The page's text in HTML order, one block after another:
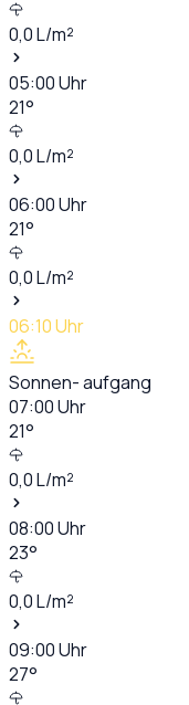
0,0L/m²
05:00Uhr
21°
0,0L/m²
06:00Uhr
21°
0,0L/m²
06:10Uhr
Sonnen- aufgang
07:00Uhr
21°
0,0L/m²
08:00Uhr
23°
0,0L/m²
09:00Uhr
27°